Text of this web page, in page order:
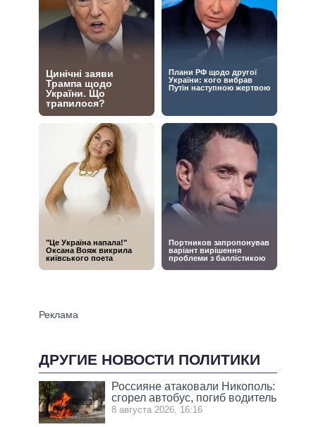
ДРУГИЕ НОВОСТИ ПОЛИТИКИ
Россияне атаковали Никополь:
сгорел автобус, погиб водитель
8 августа 2026, 16:16